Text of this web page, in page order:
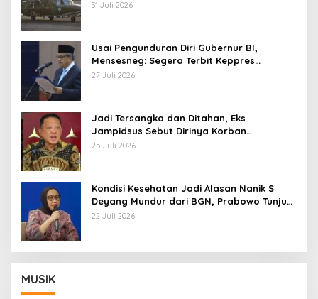
AU
31 Juli 2026
Usai Pengunduran Diri Gubernur BI,
Mensesneg: Segera Terbit Keppres
Pemberhentian dengan Hormat
27 Juli 2026
Jadi Tersangka dan Ditahan, Eks
Jampidsus Sebut Dirinya Korban
Kriminalisasi
25 Juli 2026
Kondisi Kesehatan Jadi Alasan Nanik S
Deyang Mundur dari BGN, Prabowo Tunjuk
Wamentan Sudaryono
22 Juli 2026
MUSIK